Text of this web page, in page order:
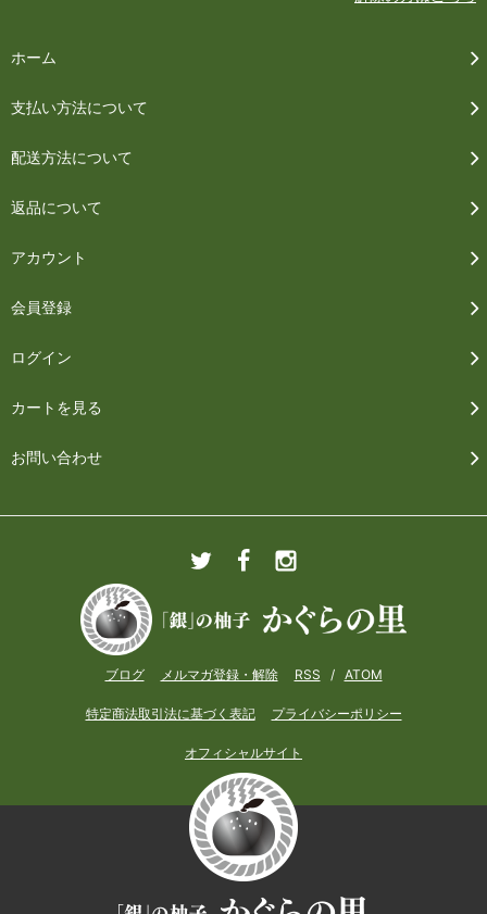
ホーム
支払い方法について
配送方法について
返品について
アカウント
会員登録
ログイン
カートを見る
お問い合わせ
ブログ メルマガ登録・解除 RSS / ATOM
特定商法取引法に基づく表記 プライバシーポリシー
オフィシャルサイト